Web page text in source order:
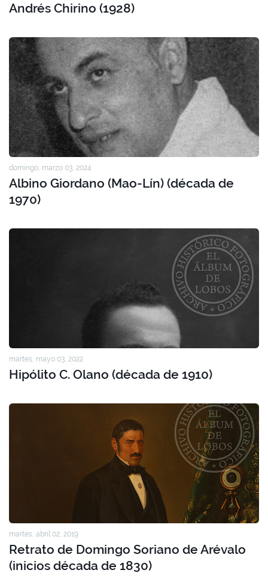
Andrés Chirino (1928)
domingo, marzo 03, 2024
Albino Giordano (Mao-Lín) (década de
1970)
martes, mayo 03, 2022
Hipólito C. Olano (década de 1910)
martes, abril 02, 2019
Retrato de Domingo Soriano de Arévalo
(inicios década de 1830)